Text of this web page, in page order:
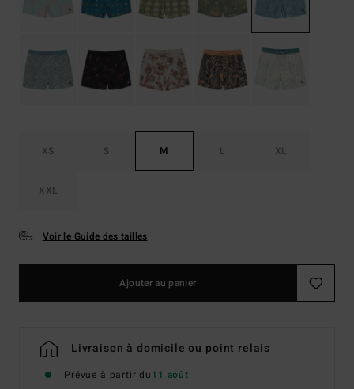
XS S M L XL
XXL
Voir le Guide des tailles
Ajouter au panier
Livraison à domicile ou point relais
Prévue à partir du11 août